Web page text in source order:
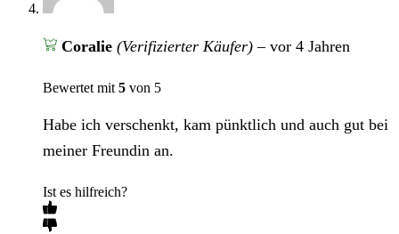
Coralie (Verifizierter Käufer) – vor 4 Jahren
Bewertet mit 5 von 5
Habe ich verschenkt, kam pünktlich und auch gut bei
meiner Freundin an.
Ist es hilfreich?